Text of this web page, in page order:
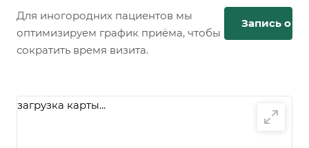
Для иногородних пациентов мы
оптимизируем график приёма, чтобы
сократить время визита.
Запись
загрузка карты...